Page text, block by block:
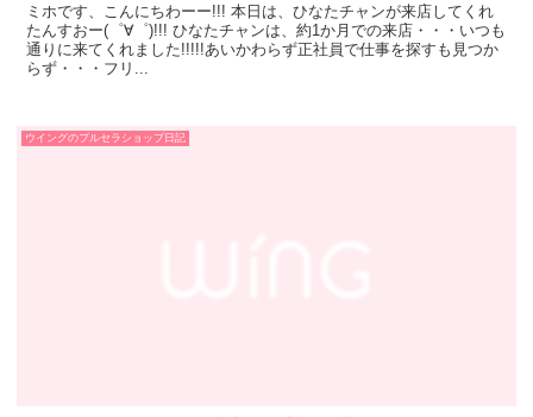
ミホです、こんにちわーー!!! 本日は、ひなたチャンが来店してくれ
たんすおー(゜∀゜)!!! ひなたチャンは、約1か月での来店・・・いつも
通りに来てくれました!!!!!あいかわらず正社員で仕事を探すも見つか
らず・・・フリ...
ウイングのブルセラショップ日記